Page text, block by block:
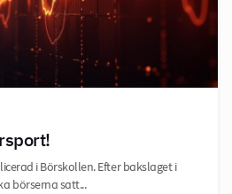
i Börskollen. Efter bakslaget i
börserna satt...